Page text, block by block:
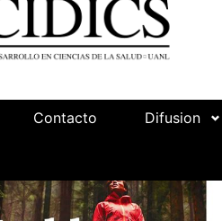
Contacto Difusion